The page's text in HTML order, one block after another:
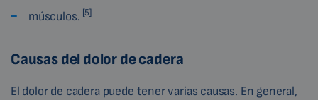
músculos. [5]
Causas del dolor de cadera
El dolor de cadera puede tener varias causas. En general,